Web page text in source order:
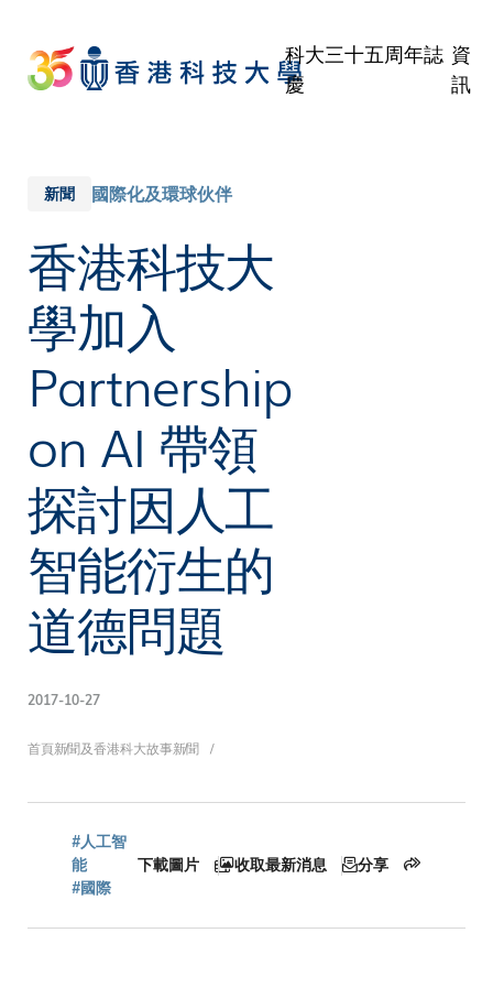
main
content
科大三十五周年誌
慶
資
訊
新聞 國際化及環球伙伴
香港科技大
學加入
Partnership
on AI 帶領
探討因人工
智能衍生的
道德問題
2017-10-27
導
航
連
首頁新聞及香港科大故事新聞
#人工智
能
#國際
下載圖片 收取最新消息 分享